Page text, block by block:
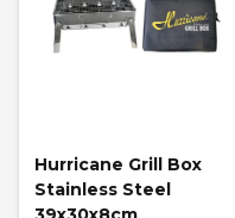
mat i fält. Våra
upplevelsen,
Glöm inte att
för en lyckad
för att göra
Hurricane Grill Box
Stainless Steel